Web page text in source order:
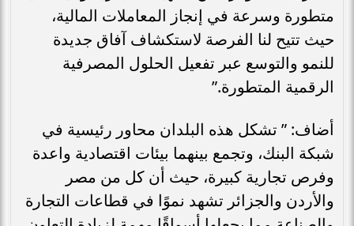
متطورة وسرعة في إنجاز المعاملات المالية،
حيث تتيح لنا الفرصة لاستكشاف آفاق جديدة
للنمو والتوسع عبر تفعيل الحلول المصرفية
الرقمية المتطورة.”
أضاف: ” تشكل هذه البلدان محاور رئيسية في
شبكة البنك، وتجمع بينهما بيئات اقتصادية واعدة
وفرص تجارية كبيرة، حيث أن كل من مصر
والأردن والجزائر تشهد نموًا في قطاعات التجارة